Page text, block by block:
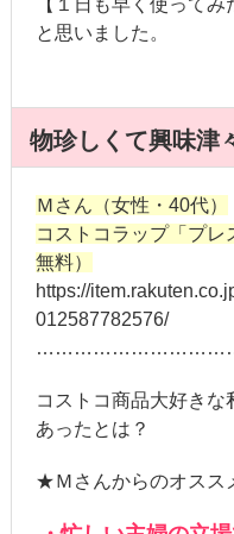
【１日も早く使ってみ
と思いました。
物珍しくて興味津
Ｍさん（女性・40代）
コストコラップ「プ
無料）
https://
012587782576/
コストコ商品大好き
あったとは？
★Ｍさんからのオスス